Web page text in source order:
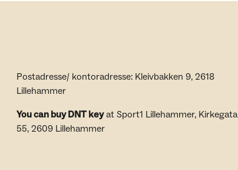
Postadresse/ kontoradresse: Kleivbakken 9, 2618
Lillehammer
You can buy DNT keyat Sport1 Lillehammer, Kirkegata
55, 2609 Lillehammer